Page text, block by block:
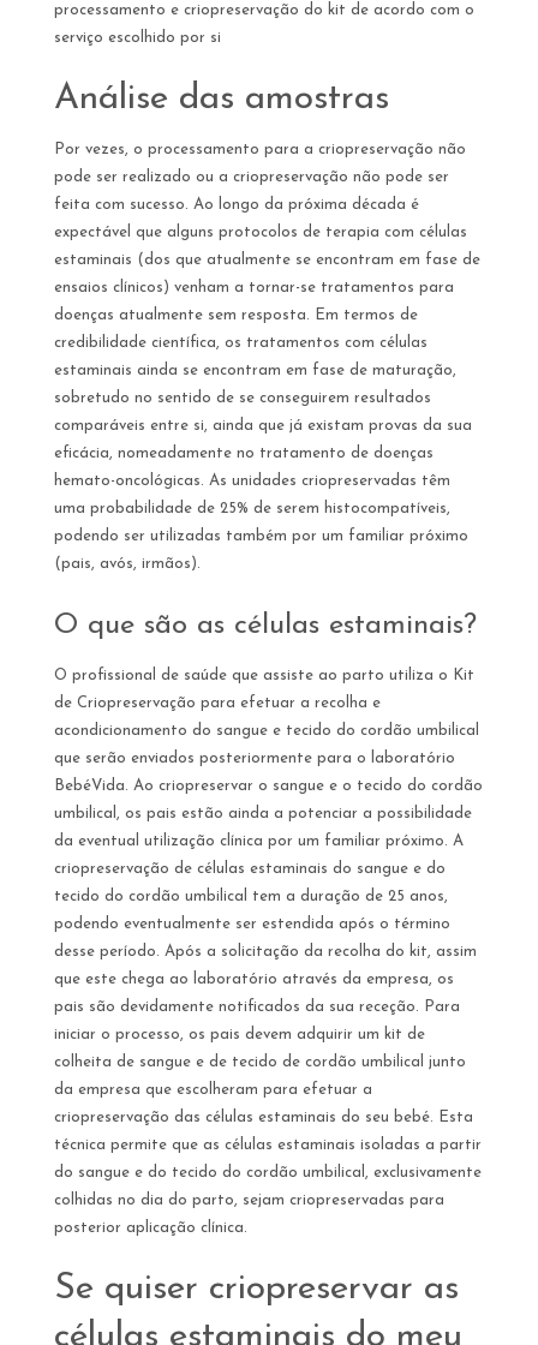
processamento e criopreservação do kit de acordo com o
serviço escolhido por si
Análise das amostras
Por vezes, o processamento para a criopreservação não
pode ser realizado ou a criopreservação não pode ser
feita com sucesso. Ao longo da próxima década é
expectável que alguns protocolos de terapia com células
estaminais (dos que atualmente se encontram em fase de
ensaios clínicos) venham a tornar-se tratamentos para
doenças atualmente sem resposta. Em termos de
credibilidade científica, os tratamentos com células
estaminais ainda se encontram em fase de maturação,
sobretudo no sentido de se conseguirem resultados
comparáveis entre si, ainda que já existam provas da sua
eficácia, nomeadamente no tratamento de doenças
hemato-oncológicas. As unidades criopreservadas têm
uma probabilidade de 25% de serem histocompatíveis,
podendo ser utilizadas também por um familiar próximo
(pais, avós, irmãos).
O que são as células estaminais?
O profissional de saúde que assiste ao parto utiliza o Kit
de Criopreservação para efetuar a recolha e
acondicionamento do sangue e tecido do cordão umbilical
que serão enviados posteriormente para o laboratório
BebéVida. Ao criopreservar o sangue e o tecido do cordão
umbilical, os pais estão ainda a potenciar a possibilidade
da eventual utilização clínica por um familiar próximo. A
criopreservação de células estaminais do sangue e do
tecido do cordão umbilical tem a duração de 25 anos,
podendo eventualmente ser estendida após o término
desse período. Após a solicitação da recolha do kit, assim
que este chega ao laboratório através da empresa, os
pais são devidamente notificados da sua receção. Para
iniciar o processo, os pais devem adquirir um kit de
colheita de sangue e de tecido de cordão umbilical junto
da empresa que escolheram para efetuar a
criopreservação das células estaminais do seu bebé. Esta
técnica permite que as células estaminais isoladas a partir
do sangue e do tecido do cordão umbilical, exclusivamente
colhidas no dia do parto, sejam criopreservadas para
posterior aplicação clínica.
Se quiser criopreservar as
células estaminais do meu